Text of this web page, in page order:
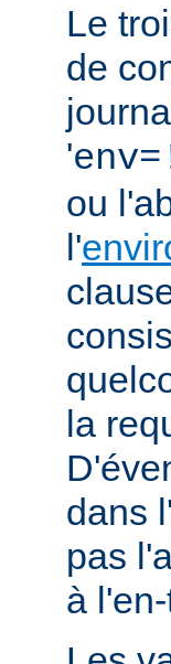
Le
de
'
ou
l'
la
dans
pas
à